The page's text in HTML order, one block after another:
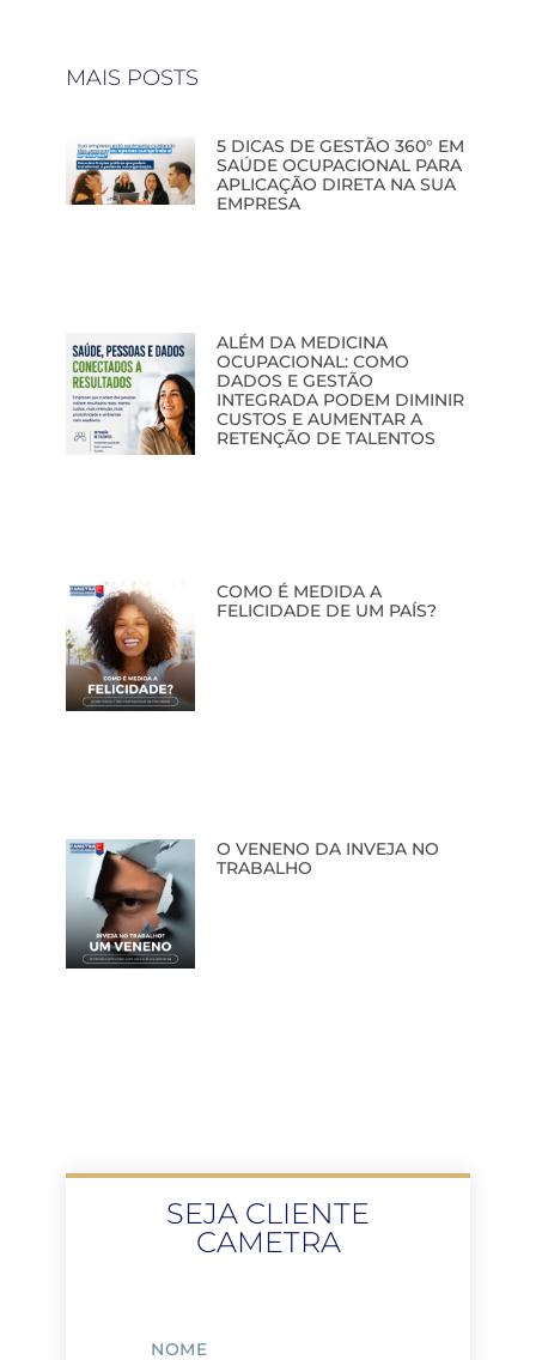
MAIS POSTS
5 DICAS DE GESTÃO 360° EM
SAÚDE OCUPACIONAL PARA
APLICAÇÃO DIRETA NA SUA
EMPRESA
ALÉM DA MEDICINA
OCUPACIONAL: COMO
DADOS E GESTÃO
INTEGRADA PODEM DIMINIR
CUSTOS E AUMENTAR A
RETENÇÃO DE TALENTOS
COMO É MEDIDA A
FELICIDADE DE UM PAÍS?
O VENENO DA INVEJA NO
TRABALHO
SEJA CLIENTE
CAMETRA